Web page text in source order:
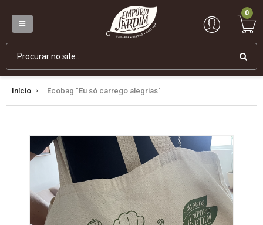
0
Início Ecobag "Eu só carrego alegrias"